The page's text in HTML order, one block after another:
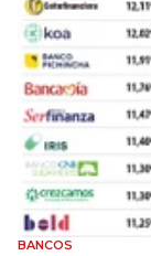
BANCOS